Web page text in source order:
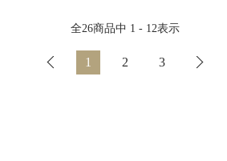
全26商品中 1 - 12表示
1 2 3